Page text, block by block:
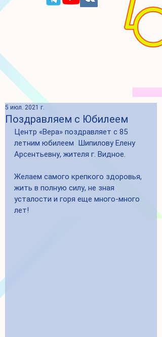
Поздравляем с Юбилеем
5 июл. 2021 г.
Центр «Вера» поздравляет с 85
летним юбилеем  Шипилову Елену
Арсентьевну, жителя г. Видное.
Желаем самого крепкого здоровья,
жить в полную силу, не зная
усталости и горя еще много-много
лет!